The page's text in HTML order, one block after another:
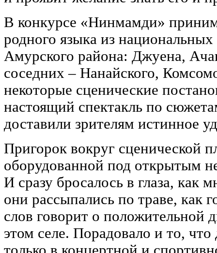
В конкурсе «Нинмамди»
родного языка из национальных
Амурского района: Джуена,
соседних – Нанайского,
некоторые сценические
настоящий спектакль по
доставили зрителям истинное
Пригорок вокруг сценической
оборудованной под открытым
И сразу бросалось в глаза, как
они рассыпались по траве, как
слов говорит о положительной
этом селе. Порадовало и то, что